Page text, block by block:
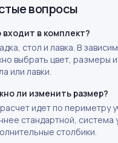
вопросы
входит в комплект?
стол и лавка. В
выбрать цвет, размеры
или лавки.
ли изменить размер?
идет по периметру
стандартной, система
столбики.